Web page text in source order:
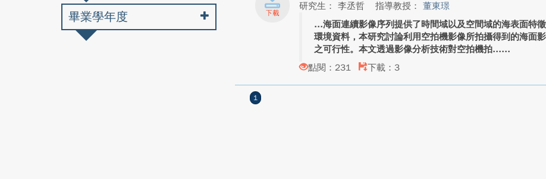
研究生： 李丞哲
指導教授： 董東璟
海面連續影像序列提供了時間域以及空間域的海表面特
環境資料，本研究討論利用空拍機影像所拍攝得到的海面
之可行性。本文透過影像分析技術對空拍機拍...
點閱：231
下載：3
1
畢業學年度